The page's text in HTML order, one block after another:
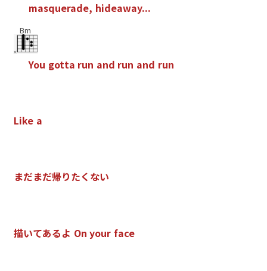
masquerade, hideaway...
Bm
You gotta run and run and run
Like a
まだまだ帰りたく ない
描いてあるよ On your face